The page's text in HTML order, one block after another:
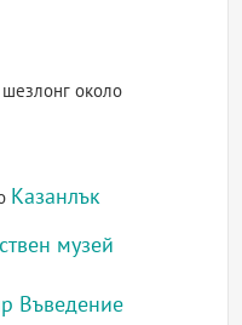
около
Казанлък
музей
Въведение